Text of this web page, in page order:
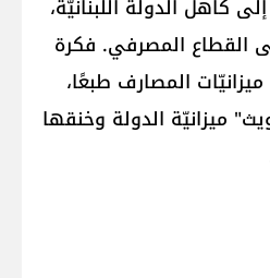
كاهل الدولة اللبنانيّة،
القطاع المصرفي. فكرة
المصارف طبعًا،
ميزانيّة الدولة وخنقها